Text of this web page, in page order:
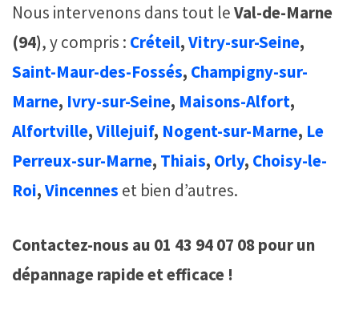
Nous intervenons dans tout leVal-de-Marne
(94), y compris : Créteil,Vitry-sur-Seine,
Saint-Maur-des-Fossés, Champigny-sur-
Marne, Ivry-sur-Seine, Maisons-Alfort,
Alfortville,Villejuif, Nogent-sur-Marne, Le
Perreux-sur-Marne, Thiais, Orly, Choisy-le-
Roi,Vincennes et bien d’autres.
Contactez-nous au 01 43 94 07 08 pour un
dépannage rapide et efficace !